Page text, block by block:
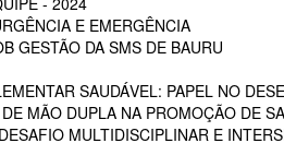
E EMERGÊNCIA
GESTÃO DA SMS DE BAURU
SAUDÁVEL: PAPEL NO
MÃO DUPLA NA PROMOÇÃO DE
MULTIDISCIPLINAR E